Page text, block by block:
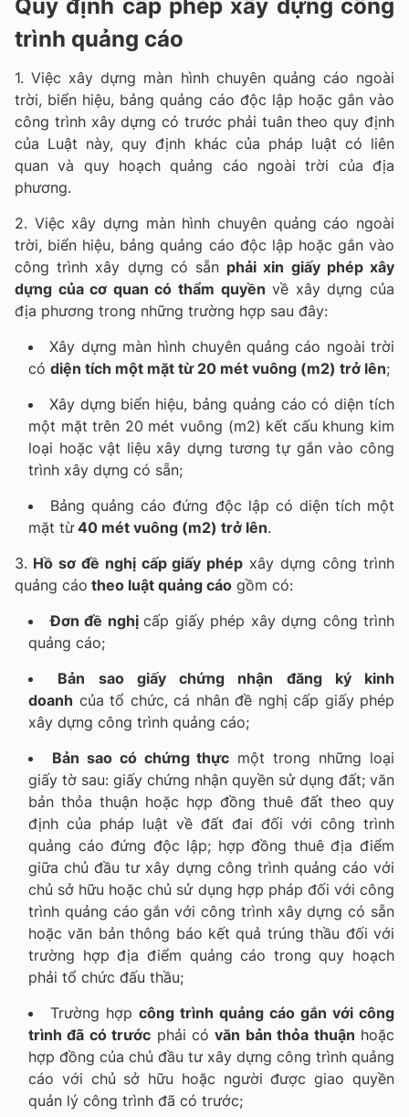
Quy định cấp phép xây dựng công
trình quảng cáo
1. Việc xây dựng màn hình chuyên quảng cáo ngoài
trời, biển hiệu, bảng quảng cáo độc lập hoặc gắn vào
công trình xây dựng có trước phải tuân theo quy định
của Luật này, quy định khác của pháp luật có liên
quan và quy hoạch quảng cáo ngoài trời của địa
phương.
2. Việc xây dựng màn hình chuyên quảng cáo ngoài
trời, biển hiệu, bảng quảng cáo độc lập hoặc gắn vào
công trình xây dựng có sẵn phải xin giấy phép xây
dựng của cơ quan có thẩm quyền về xây dựng của
địa phương trong những trường hợp sau đây:
Xây dựng màn hình chuyên quảng cáo ngoài trời
có diện tích một mặt từ 20 mét vuông (m2) trở lên;
Xây dựng biển hiệu, bảng quảng cáo có diện tích
một mặt trên 20 mét vuông (m2) kết cấu khung kim
loại hoặc vật liệu xây dựng tương tự gắn vào công
trình xây dựng có sẵn;
Bảng quảng cáo đứng độc lập có diện tích một
mặt từ40 mét vuông (m2) trở lên.
3. Hồ sơ đề nghị cấp giấy phép xây dựng công trình
quảng cáo theo luật quảng cáo gồm có:
Đơn đề nghị cấp giấy phép xây dựng công trình
quảng cáo;
Bản sao giấy chứng nhận đăng ký kinh
doanh của tổ chức, cá nhân đề nghị cấp giấy phép
xây dựng công trình quảng cáo;
Bản sao có chứng thực một trong những loại
giấy tờ sau: giấy chứng nhận quyền sử dụng đất; văn
bản thỏa thuận hoặc hợp đồng thuê đất theo quy
định của pháp luật về đất đai đối với công trình
quảng cáo đứng độc lập; hợp đồng thuê địa điểm
giữa chủ đầu tư xây dựng công trình quảng cáo với
chủ sở hữu hoặc chủ sử dụng hợp pháp đối với công
trình quảng cáo gắn với công trình xây dựng có sẵn
hoặc văn bản thông báo kết quả trúng thầu đối với
trường hợp địa điểm quảng cáo trong quy hoạch
phải tổ chức đấu thầu;
Trường hợp công trình quảng cáo gắn với công
trình đã có trước phải cóvăn bản thỏa thuận hoặc
hợp đồng của chủ đầu tư xây dựng công trình quảng
cáo với chủ sở hữu hoặc người được giao quyền
quản lý công trình đã có trước;